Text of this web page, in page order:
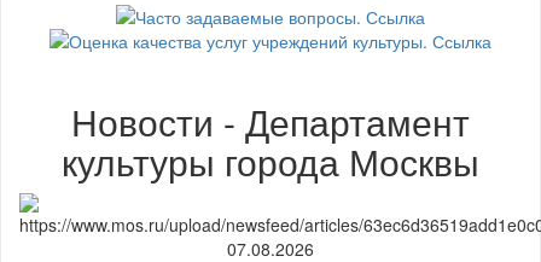
Новости - Департамент
культуры города Москвы
07.08.2026